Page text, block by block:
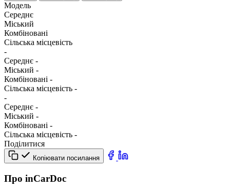
Модель
Середнє
Міський
Комбіновані
Сільська місцевість
-
Середнє -
Міський -
Комбіновані -
Сільська місцевість -
-
Середнє -
Міський -
Комбіновані -
Сільська місцевість -
Поділитися
Копіювати посилання
Про inCarDoc